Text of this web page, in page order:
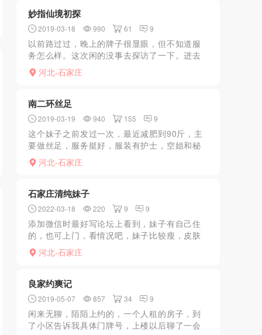
妙指仙境初探
2019-03-18 990 61 9
以前路过过，晚上的牌子很显眼，但不知道服
务怎么样。这次闲的没事去探访了一下。进去
之后直接电梯上楼，二楼是足疗按摩，我直接
上了三楼，结果前台说没有会员卡不行，问办
河北-石家庄
南二环丝足
2019-03-19 940 155 9
这个妹子之前发过一次，最近减肥到90斤，主
要做丝足，服务挺好，服装有护士，空姐和秘
书，喜欢扮演的可以去试试，妹子不机车，不
催人，只有丝足和手推，可以看看照片，身材
河北-石家庄
石家庄清纯妹子
2022-03-18 220 9 9
添加微信时最好写论坛上看到，妹子有自己住
的，也可上门，看情况吧，妹子比较瘦，皮肤
很滑，约的话当天确定要去才发你定位，不要
闲聊
河北-石家庄
良家约爽记
2019-05-07 857 34 9
闲来无聊，陌陌上约的，一个人租的房子，到
了小区告诉我具体门牌号，上楼以后聊了一会